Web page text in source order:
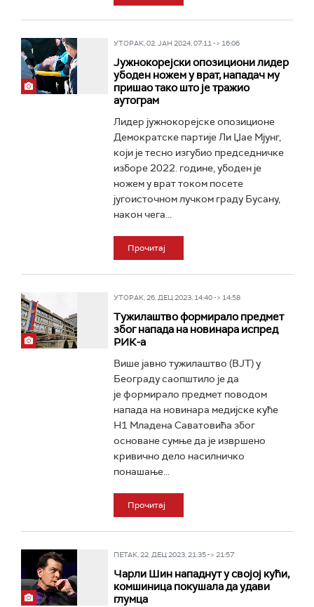
УТОРАК, 02. ЈАН 2024, 07:11 -> 16:06
Јужнокорејски опозициони лидер
убоден ножем у врат, нападач му
пришао тако што је тражио
аутограм
Лидер јужнокорејске опозиционе
Демократске партије Ли Џае Мјунг,
који је тесно изгубио председничке
изборе 2022. године, убоден је
ножем у врат током посете
југоисточном лучком граду Бусану,
након чега...
Прочитај
УТОРАК, 26. ДЕЦ 2023, 14:40 -> 14:58
Тужилаштво формирало предмет
због напада на новинара испред
РИК-а
Више јавно тужилаштво (ВЈТ) у
Београду саопштило је да
је формирало предмет поводом
напада на новинара медијске куће
Н1 Младена Саватовића због
основане сумње да је извршено
кривично дело насилничко
понашање...
Прочитај
ПЕТАК, 22. ДЕЦ 2023, 21:35 -> 21:57
Чарли Шин нападнут у својој кући,
комшиница покушала да удави
глумца